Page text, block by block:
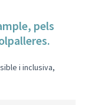
pels
i inclusiva,